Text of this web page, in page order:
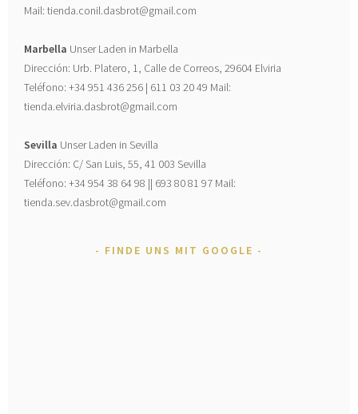
Mail: tienda.conil.dasbrot@gmail.com
Marbella Unser Laden in Marbella
Dirección: Urb. Platero, 1, Calle de Correos, 29604 Elviria
Teléfono: +34 951 436 256 | 611 03 20 49 Mail:
tienda.elviria.dasbrot@gmail.com
Sevilla Unser Laden in Sevilla
Dirección: C/ San Luis, 55, 41 003 Sevilla
Teléfono: +34 954 38 64 98 || 693 80 81 97 Mail:
tienda.sev.dasbrot@gmail.com
FINDE UNS MIT GOOGLE